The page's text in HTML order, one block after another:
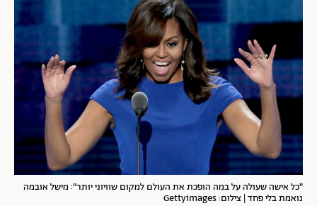
"כל אישה שעולה על במה הופכת את העולם למקום שוויוני יותר": מישל אובמה
נואמת בלי פחד | צילום: Gettyimages